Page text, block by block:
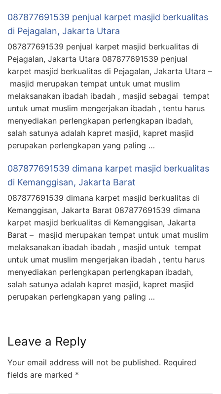
087877691539 penjual karpet masjid berkualitas
di Pejagalan, Jakarta Utara
087877691539 penjual karpet masjid berkualitas di
Pejagalan, Jakarta Utara 087877691539 penjual
karpet masjid berkualitas di Pejagalan, Jakarta Utara –
masjid merupakan tempat untuk umat muslim
melaksanakan ibadah ibadah , masjid sebagai tempat
untuk umat muslim mengerjakan ibadah , tentu harus
menyediakan perlengkapan perlengkapan ibadah,
salah satunya adalah kapret masjid, kapret masjid
perupakan perlengkapan yang paling …
087877691539 dimana karpet masjid berkualitas
di Kemanggisan, Jakarta Barat
087877691539 dimana karpet masjid berkualitas di
Kemanggisan, Jakarta Barat 087877691539 dimana
karpet masjid berkualitas di Kemanggisan, Jakarta
Barat – masjid merupakan tempat untuk umat muslim
melaksanakan ibadah ibadah , masjid untuk tempat
untuk umat muslim mengerjakan ibadah , tentu harus
menyediakan perlengkapan perlengkapan ibadah,
salah satunya adalah kapret masjid, kapret masjid
perupakan perlengkapan yang paling …
Leave a Reply
Your email address will not be published. Required
fields are marked *